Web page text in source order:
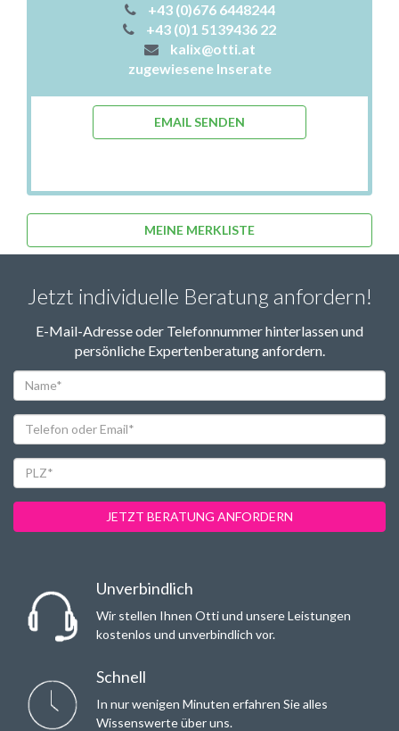
+43 (0)676 6448244
+43 (0)1 5139436 22
kalix@otti.at
zugewiesene Inserate
EMAIL SENDEN
MEINE MERKLISTE
Jetzt individuelle Beratung anfordern!
E-Mail-Adresse oder Telefonnummer hinterlassen und
persönliche Expertenberatung anfordern.
oder
Email*
JETZT BERATUNG ANFORDERN
Unverbindlich
Wir stellen Ihnen Otti und unsere Leistungen
kostenlos und unverbindlich vor.
Schnell
In nur wenigen Minuten erfahren Sie alles
Wissenswerte über uns.